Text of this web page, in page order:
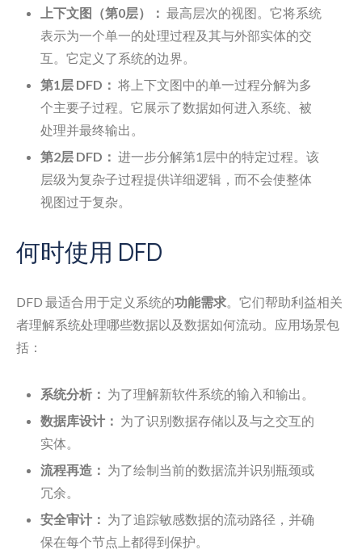
上下文图（第0层）： 最高层次的视图。它将系统
表示为一个单一的处理过程及其与外部实体的交
互。它定义了系统的边界。
第1层 DFD： 将上下文图中的单一过程分解为多
个主要子过程。它展示了数据如何进入系统、被
处理并最终输出。
第2层 DFD： 进一步分解第1层中的特定过程。该
层级为复杂子过程提供详细逻辑，而不会使整体
视图过于复杂。
何时使用 DFD
DFD 最适合用于定义系统的功能需求。它们帮助利益相关
者理解系统处理哪些数据以及数据如何流动。应用场景包
括：
系统分析： 为了理解新软件系统的输入和输出。
数据库设计： 为了识别数据存储以及与之交互的
实体。
流程再造： 为了绘制当前的数据流并识别瓶颈或
冗余。
安全审计： 为了追踪敏感数据的流动路径，并确
保在每个节点上都得到保护。